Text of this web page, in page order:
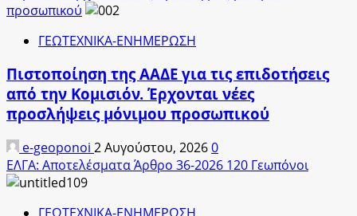
προσωπικού
ΓΕΩΤΕΧΝΙΚΑ-ΕΝΗΜΕΡΩΣΗ
Πιστοποίηση της ΑΑΔΕ για τις επιδοτήσεις
από την Κομισιόν. Έρχονται νέες
προσλήψεις μόνιμου προσωπικού
e-geoponoi 2 Αυγούστου, 20260
ΕΛΓΑ: Αποτελέσματα Άρθρο 36-2026 120 Γεωπόνοι